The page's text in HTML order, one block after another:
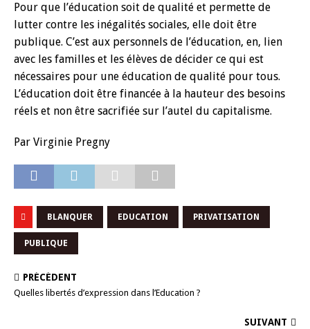
Pour que l’éducation soit de qualité et permette de
lutter contre les inégalités sociales, elle doit être
publique. C’est aux personnels de l’éducation, en, lien
avec les familles et les élèves de décider ce qui est
nécessaires pour une éducation de qualité pour tous.
L’éducation doit être financée à la hauteur des besoins
réels et non être sacrifiée sur l’autel du capitalisme.
Par Virginie Pregny
BLANQUER EDUCATION PRIVATISATION
PUBLIQUE
PRÉCÉDENT
Quelles libertés d’expression dans l’Education ?
SUIVANT